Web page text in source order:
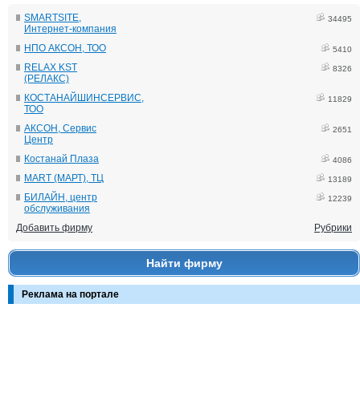
SMARTSITE,
Интернет-компания
34495
НПО АКСОН, ТОО 5410
RELAX KST
(РЕЛАКС)
8326
КОСТАНАЙШИНСЕРВИС,
ТОО
11829
АКСОН, Сервис
Центр
2651
Костанай Плаза 4086
MART (МАРТ), ТЦ 13189
БИЛАЙН, центр
обслуживания
12239
Добавить фирму Рубрики
Найти фирму
Реклама на портале